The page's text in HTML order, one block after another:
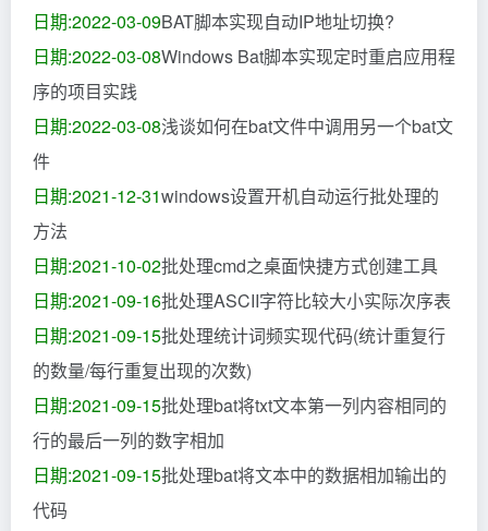
日期:2022-03-09BAT脚本实现自动IP地址切换?
日期:2022-03-08Windows Bat脚本实现定时重启应用程
序的项目实践
日期:2022-03-08浅谈如何在bat文件中调用另一个bat文
件
日期:2021-12-31windows设置开机自动运行批处理的
方法
日期:2021-10-02批处理cmd之桌面快捷方式创建工具
日期:2021-09-16批处理ASCII字符比较大小实际次序表
日期:2021-09-15批处理统计词频实现代码(统计重复行
的数量/每行重复出现的次数)
日期:2021-09-15批处理bat将txt文本第一列内容相同的
行的最后一列的数字相加
日期:2021-09-15批处理bat将文本中的数据相加输出的
代码